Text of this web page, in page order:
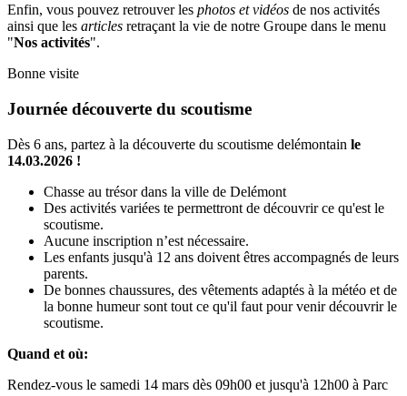
Enfin, vous pouvez retrouver les photos et vidéos de nos activités
ainsi que les articles retraçant la vie de notre Groupe dans le menu
"Nos activités".
Bonne visite
Journée découverte du scoutisme
Dès 6 ans, partez à la découverte du scoutisme delémontain le
14.03.2026 !
Chasse au trésor dans la ville de Delémont
Des activités variées te permettront de découvrir ce qu'est le
scoutisme.
Aucune inscription n’est nécessaire.
Les enfants jusqu'à 12 ans doivent êtres accompagnés de leurs
parents.
De bonnes chaussures, des vêtements adaptés à la météo et de
la bonne humeur sont tout ce qu'il faut pour venir découvrir le
scoutisme.
Quand et où:
Rendez-vous le samedi 14 mars dès 09h00 et jusqu'à 12h00 à Parc